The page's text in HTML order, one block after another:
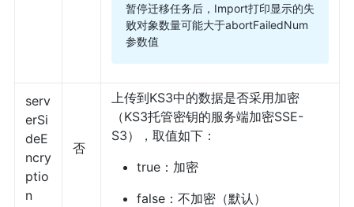
暂停迁移任务后，Import打印显示的失
败对象数量可能大于abortFailedNum
参数值
serv
erSi
deE
ncry
ptio
n
否
上传到KS3中的数据是否采用加密
（KS3托管密钥的服务端加密SSE-
S3），取值如下：
true：加密
false：不加密（默认）